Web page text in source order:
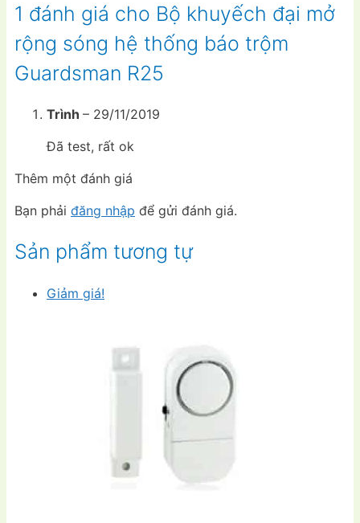
1 đánh giá cho Bộ khuyếch đại mở
rộng sóng hệ thống báo trộm
Guardsman R25
Trình – 29/11/2019
Đã test, rất ok
Thêm một đánh giá
Bạn phải đăng nhập để gửi đánh giá.
Sản phẩm tương tự
Giảm giá!